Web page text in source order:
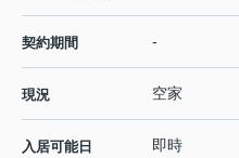
契約期間 -
現況 空家
入居可能日 即時